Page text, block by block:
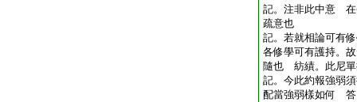
記。注非此中意 在
疏意也
記。若就相論可有
各修學可有護持。
隨也 紡績。此尼單
記。今此約報強弱
配當強弱樣如何 答